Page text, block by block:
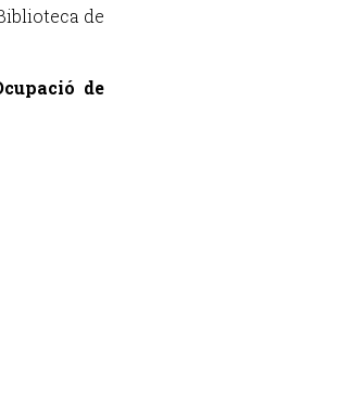
de
de